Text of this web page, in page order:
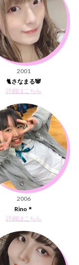
2001
🐈さなまる🐼
詳細はこちら
2006
Rino＊
詳細はこちら